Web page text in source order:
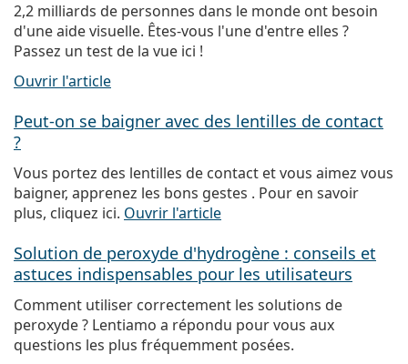
2,2 milliards de personnes dans le monde ont besoin
d'une aide visuelle. Êtes-vous l'une d'entre elles ?
Passez un test de la vue ici !
Ouvrir l'article
Peut-on se baigner avec des lentilles de contact
?
Vous portez des lentilles de contact et vous aimez vous
baigner, apprenez les bons gestes . Pour en savoir
plus, cliquez ici. Ouvrir l'article
Solution de peroxyde d'hydrogène : conseils et
astuces indispensables pour les utilisateurs
Comment utiliser correctement les solutions de
peroxyde ? Lentiamo a répondu pour vous aux
questions les plus fréquemment posées.